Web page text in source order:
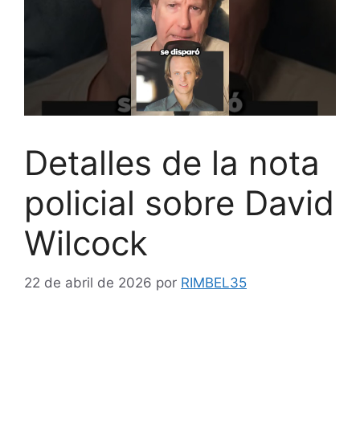
Detalles de la nota
policial sobre David
Wilcock
22 de abril de 2026 por RIMBEL35